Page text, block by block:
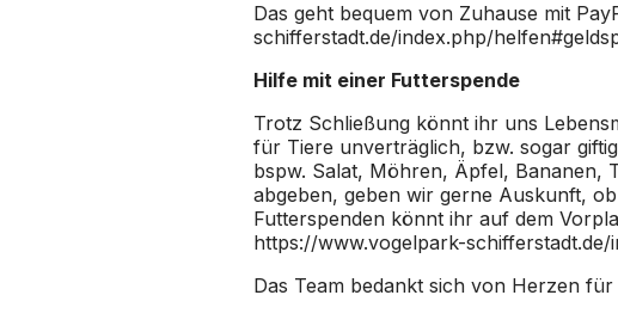
Das geht bequem von Zuhause mit
schifferstadt.de/index.php/
Hilfe mit einer Futterspende
Trotz Schließung könnt ihr uns
für Tiere unverträglich, bzw. sogar
bspw. Salat, Möhren, Äpfel, Bananen,
abgeben, geben wir gerne Auskunft,
Futterspenden könnt ihr auf dem
https://www.vogelpark-
Das Team bedankt sich von Herzen